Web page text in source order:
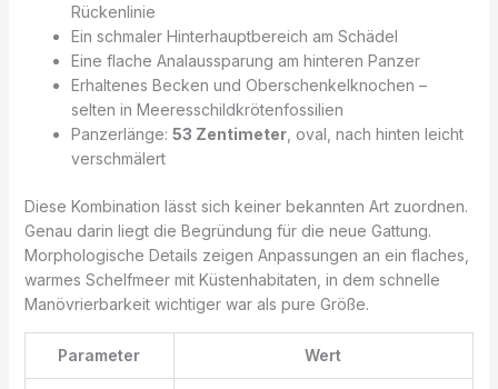
Rückenlinie
Ein schmaler Hinterhauptbereich am Schädel
Eine flache Analaussparung am hinteren Panzer
Erhaltenes Becken und Oberschenkelknochen –
selten in Meeresschildkrötenfossilien
Panzerlänge: 53 Zentimeter, oval, nach hinten leicht
verschmälert
Diese Kombination lässt sich keiner bekannten Art zuordnen.
Genau darin liegt die Begründung für die neue Gattung.
Morphologische Details zeigen Anpassungen an ein flaches,
warmes Schelfmeer mit Küstenhabitaten, in dem schnelle
Manövrierbarkeit wichtiger war als pure Größe.
Parameter Wert